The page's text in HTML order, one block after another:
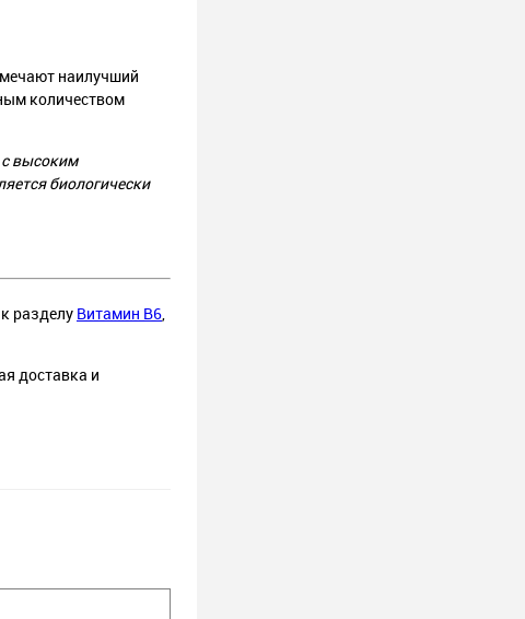
наилучший
количеством
высоким
биологически
разделу Витамин B6,
доставка и